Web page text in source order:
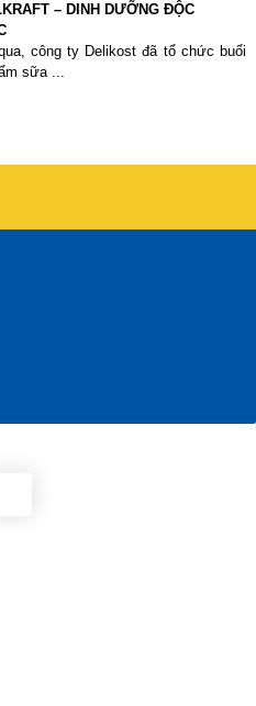
– DINH DƯỠNG ĐỘC
công ty Delikost đã tổ chức buổi
sữa ...